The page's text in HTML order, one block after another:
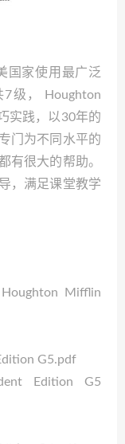
国家使用最广泛
级， Houghton
实践，以30年的
门为不同水平的
有很大的帮助。
，满足课堂教学
Mifflin
G5.pdf
Edition G5